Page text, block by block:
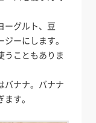
ーグルト、豆
ーにします。
うこともありま
バナナ。バナナ
す。